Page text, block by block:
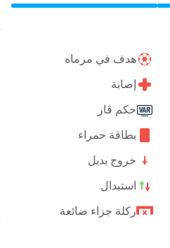
هدف في مرماه
إصابة
حكم ڤار
بطاقة حمراء
خروج بديل
استبدال
ركلة جزاء ضائعة